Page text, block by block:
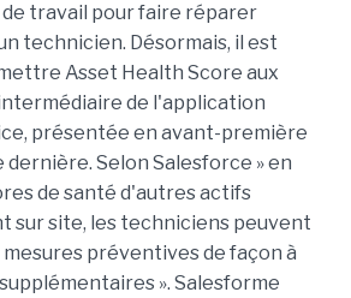
travail pour faire réparer
technicien. Désormais, il est
Asset Health Score aux
de l'application
présentée en avant-première
dernière. Selon Salesforce » en
de santé d'autres actifs
sur site, les techniciens peuvent
préventives de façon à
». Salesforme